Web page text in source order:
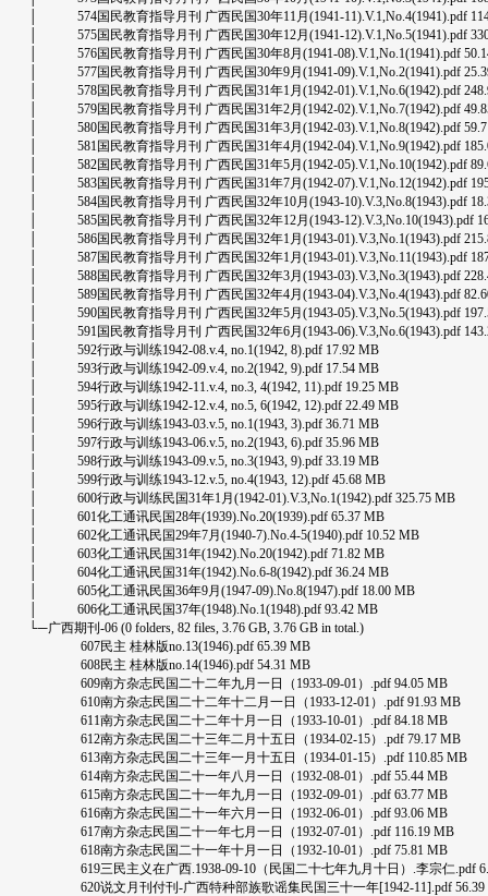
│ 574国民教育指导月刊 广西民国30年11月(1941-11).V.1,No.4(1941).pdf
│ 575国民教育指导月刊 广西民国30年12月(1941-12).V.1,No.5(1941).pdf
│ 576国民教育指导月刊 广西民国30年8月(1941-08).V.1,No.1(1941).pdf
│ 577国民教育指导月刊 广西民国30年9月(1941-09).V.1,No.2(1941).pdf
│ 578国民教育指导月刊 广西民国31年1月(1942-01).V.1,No.6(1942).pdf
│ 579国民教育指导月刊 广西民国31年2月(1942-02).V.1,No.7(1942).pdf
│ 580国民教育指导月刊 广西民国31年3月(1942-03).V.1,No.8(1942).pdf
│ 581国民教育指导月刊 广西民国31年4月(1942-04).V.1,No.9(1942).pdf
│ 582国民教育指导月刊 广西民国31年5月(1942-05).V.1,No.10(1942).pdf
│ 583国民教育指导月刊 广西民国31年7月(1942-07).V.1,No.12(1942).pdf
│ 584国民教育指导月刊 广西民国32年10月(1943-10).V.3,No.8(1943).pdf
│ 585国民教育指导月刊 广西民国32年12月(1943-12).V.3,No.10(1943).pdf
│ 586国民教育指导月刊 广西民国32年1月(1943-01).V.3,No.1(1943).pdf
│ 587国民教育指导月刊 广西民国32年1月(1943-01).V.3,No.11(1943).pdf
│ 588国民教育指导月刊 广西民国32年3月(1943-03).V.3,No.3(1943).pdf
│ 589国民教育指导月刊 广西民国32年4月(1943-04).V.3,No.4(1943).pdf
│ 590国民教育指导月刊 广西民国32年5月(1943-05).V.3,No.5(1943).pdf
│ 591国民教育指导月刊 广西民国32年6月(1943-06).V.3,No.6(1943).pdf
│ 592行政与训练1942-08.v.4, no.1(1942, 8).pdf 17.92 MB
│ 593行政与训练1942-09.v.4, no.2(1942, 9).pdf 17.54 MB
│ 594行政与训练1942-11.v.4, no.3, 4(1942, 11).pdf 19.25 MB
│ 595行政与训练1942-12.v.4, no.5, 6(1942, 12).pdf 22.49 MB
│ 596行政与训练1943-03.v.5, no.1(1943, 3).pdf 36.71 MB
│ 597行政与训练1943-06.v.5, no.2(1943, 6).pdf 35.96 MB
│ 598行政与训练1943-09.v.5, no.3(1943, 9).pdf 33.19 MB
│ 599行政与训练1943-12.v.5, no.4(1943, 12).pdf 45.68 MB
│ 600行政与训练民国31年1月(1942-01).V.3,No.1(1942).pdf 325.75 MB
│ 601化工通讯民国28年(1939).No.20(1939).pdf 65.37 MB
│ 602化工通讯民国29年7月(1940-7).No.4-5(1940).pdf 10.52 MB
│ 603化工通讯民国31年(1942).No.20(1942).pdf 71.82 MB
│ 604化工通讯民国31年(1942).No.6-8(1942).pdf 36.24 MB
│ 605化工通讯民国36年9月(1947-09).No.8(1947).pdf 18.00 MB
│ 606化工通讯民国37年(1948).No.1(1948).pdf 93.42 MB
└─广西期刊-06 (0 folders, 82 files, 3.76 GB, 3.76 GB in total.)
607民主 桂林版no.13(1946).pdf 65.39 MB
608民主 桂林版no.14(1946).pdf 54.31 MB
609南方杂志民国二十二年九月一日（1933-09-01）.pdf 94.05 MB
610南方杂志民国二十二年十二月一日（1933-12-01）.pdf 91.93 MB
611南方杂志民国二十二年十月一日（1933-10-01）.pdf 84.18 MB
612南方杂志民国二十三年二月十五日（1934-02-15）.pdf 79.17 MB
613南方杂志民国二十三年一月十五日（1934-01-15）.pdf 110.85 MB
614南方杂志民国二十一年八月一日（1932-08-01）.pdf 55.44 MB
615南方杂志民国二十一年九月一日（1932-09-01）.pdf 63.77 MB
616南方杂志民国二十一年六月一日（1932-06-01）.pdf 93.06 MB
617南方杂志民国二十一年七月一日（1932-07-01）.pdf 116.19 MB
618南方杂志民国二十一年十月一日（1932-10-01）.pdf 75.81 MB
619三民主义在广西.1938-09-10（民国二十七年九月十日）.李宗仁.pdf
620说文月刊付刊-广西特种部族歌谣集民国三十一年[1942-11].pdf 56.39